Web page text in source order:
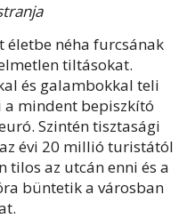
életbe néha furcsának
tiltásokat.
és galambokkal teli
a mindent bepiszkító
Szintén tisztasági
évi 20 millió turistától
az utcán enni és a
büntetik a városban